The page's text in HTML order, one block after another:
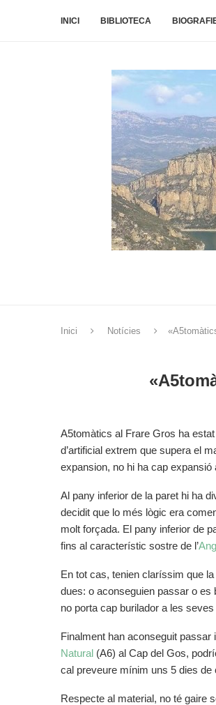
INICI BIBLIOTECA
Inici Notícies
A5tomàtics al Frare Gros ha
d’artificial extrem que supera el
expansion, no hi ha cap
Al pany inferior de la paret hi ha
decidit que lo més lògic era
molt forçada. El pany inferior de
fins al característic sostre de l’
En tot cas, tenien claríssim que
dues: o aconseguien passar o es
no porta cap burilador a les
Finalment han aconseguit
Natural (A6) al Cap del Gos,
cal preveure mínim uns 5 dies de
Respecte al material, no té gaire